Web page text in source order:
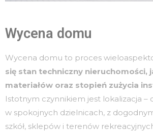
Wycena domu
Wycena domu to proces
się stan techniczny nieruchomości,
materiałów oraz stopień zużycia
Istotnym czynnikiem jest lokalizacja –
w spokojnych dzielnicach, z
szkół, sklepów i terenów